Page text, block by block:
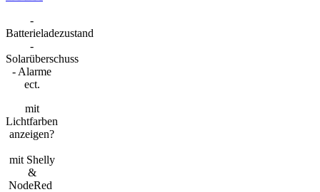
-
Batterieladezustand
-
Solarüberschuss
- Alarme
ect.
mit
Lichtfarben
anzeigen?
mit Shelly
&
NodeRed